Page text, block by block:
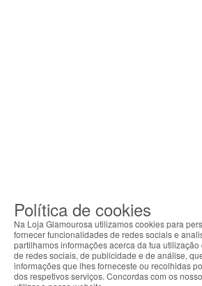
Política de cookies
Na Loja Glamourosa utilizamos cookies para
fornecer funcionalidades de redes sociais e
partilhamos informações acerca da tua
de redes sociais, de publicidade e de análise,
informações que lhes forneceste ou recolhidas
dos respetivos serviços. Concordas com os